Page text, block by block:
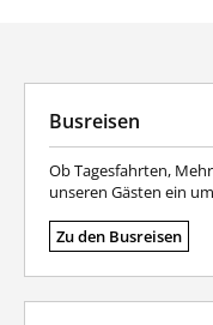
Busreisen
Ob Tagesfahrten,
unseren Gästen ein
Zu den Busreisen